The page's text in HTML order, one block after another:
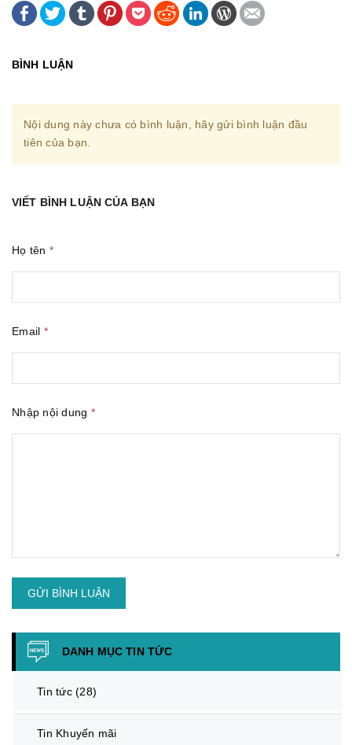
BÌNH LUẬN
Nội dung này chưa có bình luận, hãy gửi bình luận đầu
tiên của bạn.
VIẾT BÌNH LUẬN CỦA BẠN
Họ tên *
Email *
Nhập nội dung *
GỬI BÌNH LUẬN
DANH MỤC TIN TỨC
Tin tức (28)
Tin Khuyến mãi